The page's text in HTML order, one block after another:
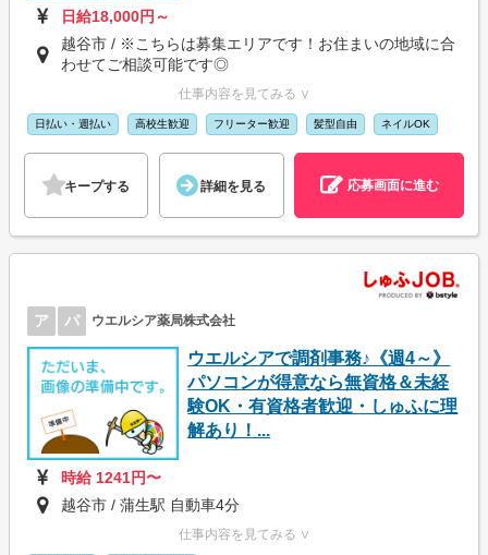
日給18,000円～
越谷市 / ※こちらは募集エリアです！お住まいの地域に合
わせてご相談可能です◎
仕事内容を見てみる ∨
日払い・週払い 高校生歓迎 フリーター歓迎 髪型自由 ネイルOK
キープする 詳細を見る 応募画面に進む
ア パ ウエルシア薬局株式会社
ウエルシアで調剤事務♪《週4～》
パソコンが得意なら無資格＆未経
験OK・有資格者歓迎・しゅふに理
解あり！...
時給 1241円〜
越谷市 / 蒲生駅 自動車4分
仕事内容を見てみる ∨